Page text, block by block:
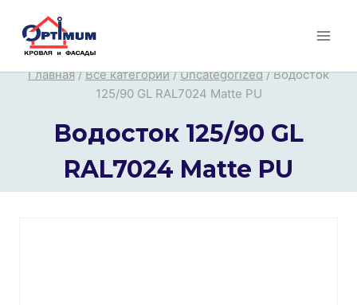
Перейти
Главная / Все категории / Uncategorized / Водосток
125/90 GL RAL7024 Matte PU
Водосток 125/90 GL
RAL7024 Matte PU